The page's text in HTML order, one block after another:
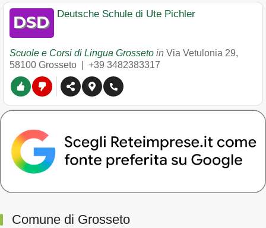
Deutsche Schule di Ute Pichler
Scuole e Corsi di Lingua Grosseto in Via Vetulonia 29,
58100 Grosseto +39 3482383317
Comune di Grosseto